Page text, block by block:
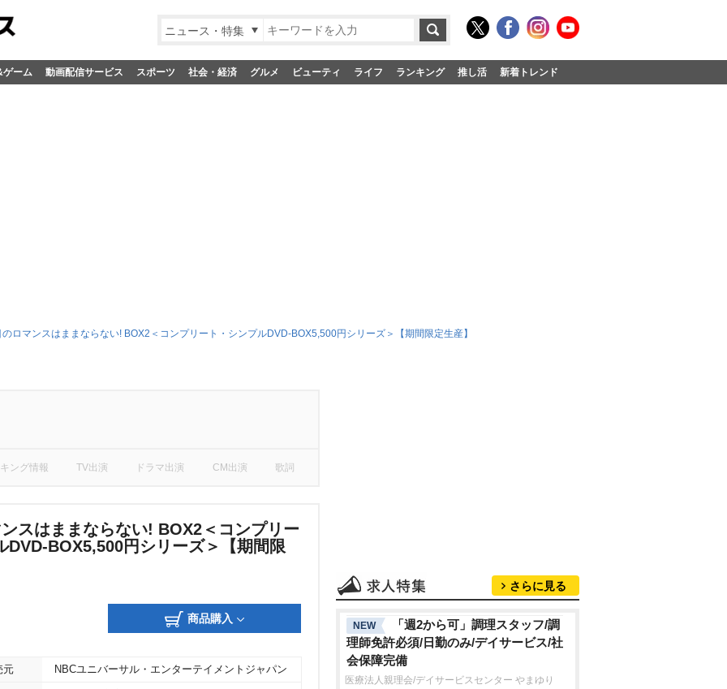
ニュース・特集
ゲーム 動画配信サービス スポーツ 社会・経済 グルメ ビューティ ライフ ランキング 推し活 新着トレンド
ロマンスはままならない! BOX2＜コンプリート・シンプルDVD‐BOX5,500円シリーズ＞【期間限定生産】
ング情報 TV出演 ドラマ出演 CM出演 歌詞
スはままならない! BOX2＜コンプリー
DVD‐BOX5,500円シリーズ＞【期間限
商品購入
元 NBCユニバーサル・エンターテイメントジャパン
さらに見る
NEW
「週2から可」調理スタッフ/調
理師免許必須/日勤のみ/デイサービス/社
会保障完備
医療法人親理会/デイサービスセンター やまゆり